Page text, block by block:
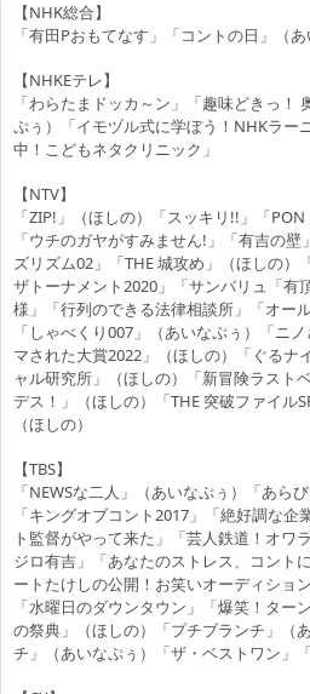
【NHK総合】
「有田Pおもてなす」「コントの日」（あ
【NHKEテレ】
「わらたまドッカ～ン」「趣味どきっ！
ぷぅ）「イモヅル式に学ぼう！NHKラー
中！こどもネタクリニック」
【NTV】
「ZIP!」（ほしの）「スッキリ!!」「
「ウチのガヤがすみません!」「有吉の
ズリズム02」「THE 城攻め」（ほしの）
ザトーナメント2020」「サンバリュ「有
様」「行列のできる法律相談所」「オー
「しゃべくり007」（あいなぷぅ）「ニ
マされた大賞2022」（ほしの）「ぐるナ
ャル研究所」（ほしの）「新冒険ラスト
デス！」（ほしの）「THE 突破ファイル
（ほしの）
【TBS】
「NEWSな二人」（あいなぷぅ）「あら
「キングオブコント2017」「絶好調な
ト監督がやって来た」「芸人鉄道！オワ
ジロ有吉」「あなたのストレス、コント
ートたけしの公開！お笑いオーディショ
「水曜日のダウンタウン」「爆笑！タ
の祭典」（ほしの）「プチブランチ」（
チ」（あいなぷぅ）「ザ・ベストワン」